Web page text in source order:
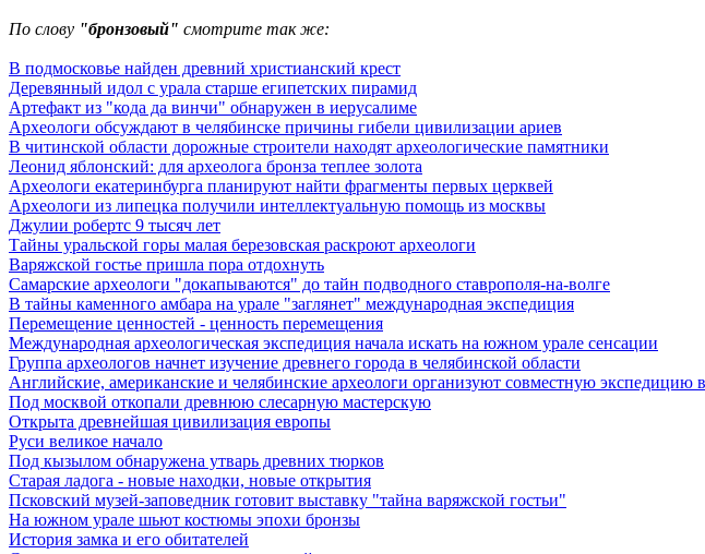
По слову "бронзовый" смотрите так же:
В подмосковье найден древний христианский крест
Деревянный идол с урала старше египетских пирамид
Артефакт из "кода да винчи" обнаружен в иерусалиме
Археологи обсуждают в челябинске причины гибели цивилизации ариев
В читинской области дорожные строители находят археологические памятники
Леонид яблонский: для археолога бронза теплее золота
Археологи екатеринбурга планируют найти фрагменты первых церквей
Археологи из липецка получили интеллектуальную помощь из москвы
Джулии робертс 9 тысяч лет
Тайны уральской горы малая березовская раскроют археологи
Варяжской гостье пришла пора отдохнуть
Самарские археологи "докапываются" до тайн подводного ставрополя-на-волге
В тайны каменного амбара на урале "заглянет" международная экспедиция
Перемещение ценностей - ценность перемещения
Международная археологическая экспедиция начала искать на южном урале сенсации
Группа археологов начнет изучение древнего города в челябинской области
Английские, американские и челябинские археологи организуют совместную экспедицию
Под москвой откопали древнюю слесарную мастерскую
Открыта древнейшая цивилизация европы
Руси великое начало
Под кызылом обнаружена утварь древних тюрков
Старая ладога - новые находки, новые открытия
Псковский музей-заповедник готовит выставку "тайна варяжской гостьи"
На южном урале шьют костюмы эпохи бронзы
История замка и его обитателей